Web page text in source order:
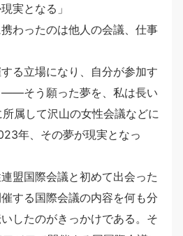
実となる」
わったのは他人の会議、仕事
る立場になり、自分が参加す
――そう願った夢を、私は長い
属して沢山の女性会議などに
年、その夢が現実となっ
盟国際会議と初めて出会った
する国際会議の内容を何も分
したのがきっかけである。そ